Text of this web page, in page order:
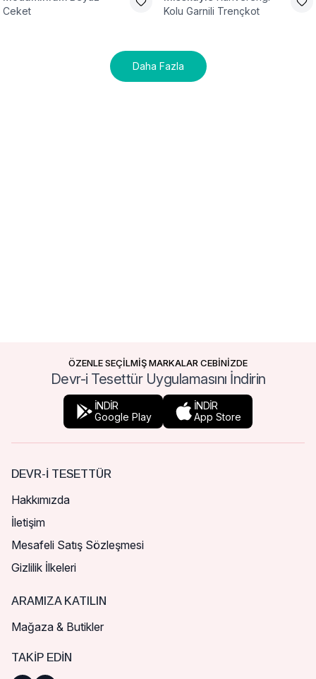
Ceket
Kolu Garnili Trençkot
Daha Fazla
ÖZENLE SEÇİLMİŞ MARKALAR CEBİNİZDE
Devr-i Tesettür Uygulamasını İndirin
İNDİR
Google Play
İNDİR
App Store
DEVR-I TESETTÜR
Hakkımızda
İletişim
Mesafeli Satış Sözleşmesi
Gizlilik İlkeleri
ARAMIZA KATILIN
Mağaza & Butikler
TAKIP EDIN